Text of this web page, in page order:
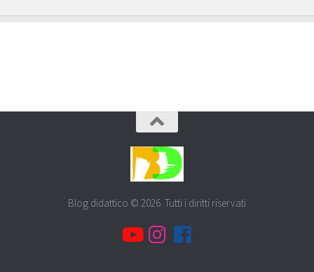
Blog didattico © 2026. Tutti i diritti riservati